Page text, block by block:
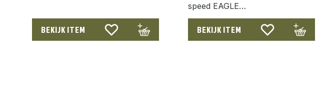
BEKIJK ITEM
speed EAGLE…
BEKIJK ITEM